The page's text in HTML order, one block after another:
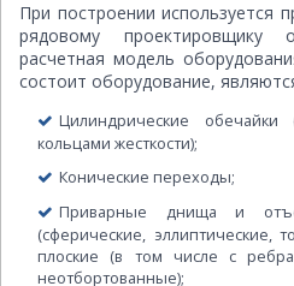
При построении используется
рядовому проектировщику
расчетная модель
состоит оборудование,
Цилиндрические
кольцами жесткости);
Конические переходы;
Приварные днища и
(сферические, эллиптические,
плоские (в том числе с
неотбортованные);